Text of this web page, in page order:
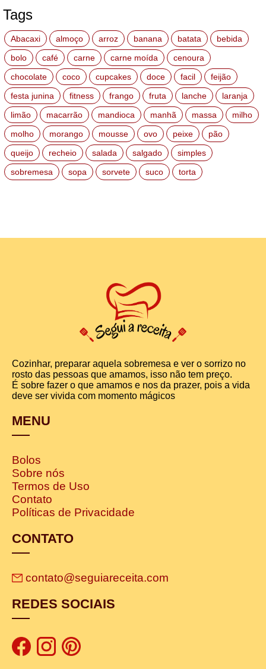
Tags
Abacaxi almoço arroz banana batata
bebida
bolo
café carne carne moída
cenoura
chocolate
coco cupcakes doce facil
feijão
festa junina
fitness frango fruta lanche
laranja
limão
macarrão mandioca manhã massa
milho
molho
morango mousse ovo peixe
pão
queijo
recheio salada salgado
simples
sobremesa
sopa sorvete suco torta
Cozinhar, preparar aquela sobremesa e ver o sorrizo no
rosto das pessoas que amamos, isso não tem preço.
É sobre fazer o que amamos e nos da prazer, pois a vida
deve ser vivida com momento mágicos
MENU
Bolos
Sobre nós
Termos de Uso
Contato
Políticas de Privacidade
CONTATO
contato@seguiareceita.com
REDES SOCIAIS